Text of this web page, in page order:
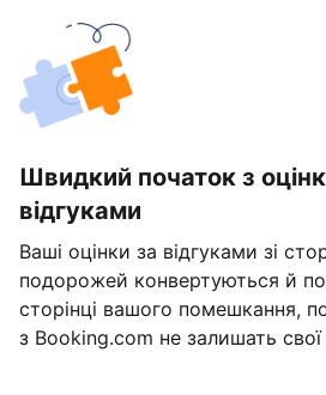
Швидкий початок з
відгуками
Ваші оцінки за відгуками зі
подорожей конвертуються й
сторінці вашого помешкання,
з Booking.com не залишать свої